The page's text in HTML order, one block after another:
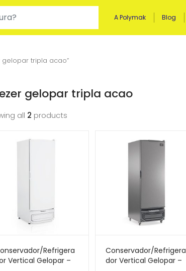
A Polymak Blog
tripla acao”
gelopar tripla acao
all 2 products
Refrigera
Vertical Gelopar –
Conservador/Refrigera
dor Vertical Gelopar –